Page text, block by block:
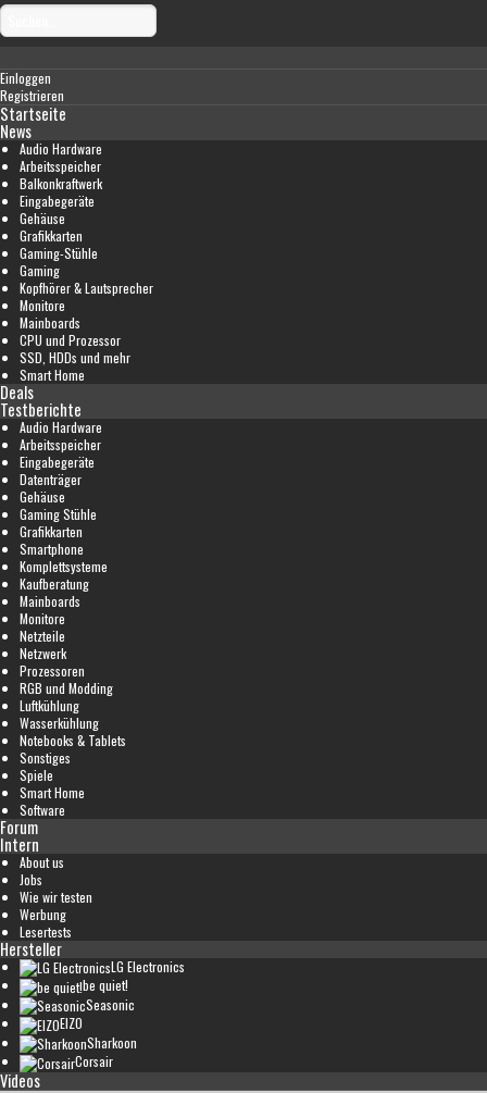
Einloggen
Registrieren
Startseite
News
Audio Hardware
Arbeitsspeicher
Balkonkraftwerk
Eingabegeräte
Gehäuse
Grafikkarten
Gaming-Stühle
Gaming
Kopfhörer & Lautsprecher
Monitore
Mainboards
CPU und Prozessor
SSD, HDDs und mehr
Smart Home
Deals
Testberichte
Audio Hardware
Arbeitsspeicher
Eingabegeräte
Datenträger
Gehäuse
Gaming Stühle
Grafikkarten
Smartphone
Komplettsysteme
Kaufberatung
Mainboards
Monitore
Netzteile
Netzwerk
Prozessoren
RGB und Modding
Luftkühlung
Wasserkühlung
Notebooks & Tablets
Sonstiges
Spiele
Smart Home
Software
Forum
Intern
About us
Jobs
Wie wir testen
Werbung
Lesertests
Hersteller
LG Electronics
be quiet!
Seasonic
EIZO
Sharkoon
Corsair
Videos